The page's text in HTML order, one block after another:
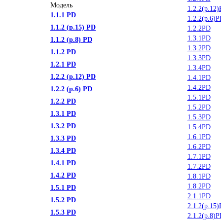
Модель
1.1.1 PD
1.1.2 (р.15) PD
1.1.2 (р.8) PD
1.1.2 PD
1.2.1 PD
1.2.2 (р.12) PD
1.2.2 (р.6) PD
1.2.2 PD
1.3.1 PD
1.3.2 PD
1.3.3 PD
1.3.4 PD
1.4.1 PD
1.4.2 PD
1.5.1 PD
1.5.2 PD
1.5.3 PD
1.2.2PD
1.3.1PD
1.3.2PD
1.3.3PD
1.3.4PD
1.4.1PD
1.4.2PD
1.5.1PD
1.5.2PD
1.5.3PD
1.5.4PD
1.6.1PD
1.6.2PD
1.7.1PD
1.7.2PD
1.8.1PD
1.8.2PD
2.1.1PD